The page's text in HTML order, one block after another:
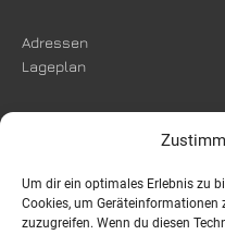
Um dir ein optimales Erlebnis zu
Cookies, um
zuzugreifen. Wenn du diesen
Adressen
Lageplan
Impressum
Datenschutzerklärung